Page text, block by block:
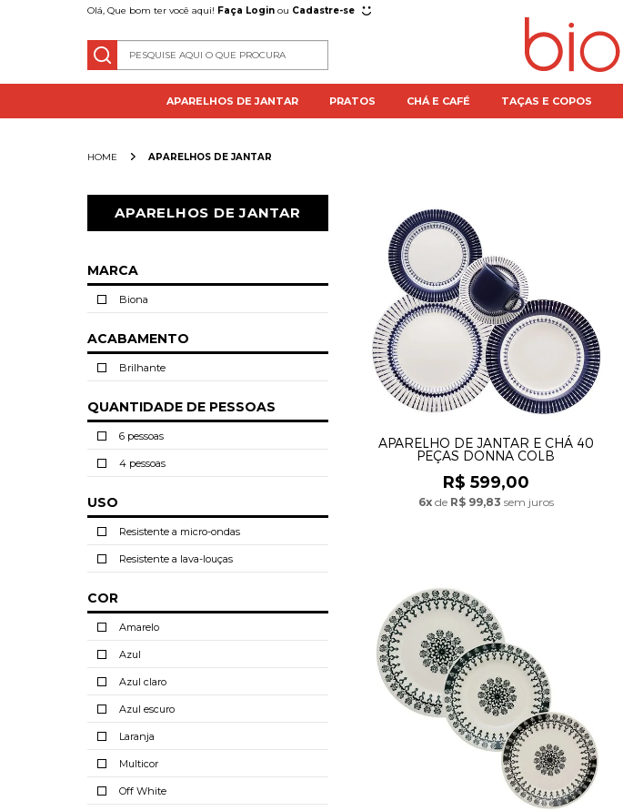
Olá, Que bom ter você aqui! Faça Loginou Cadastre-se
APARELHOS DE JANTAR PRATOS CHÁ E CAFÉ TAÇAS E COPOS
APARELHOS DE JANTAR
APARELHOS DE JANTAR
MARCA
Biona
ACABAMENTO
Brilhante
QUANTIDADE DE PESSOAS
6 pessoas
4 pessoas
USO
Resistente a micro-ondas
Resistente a lava-louças
COR
Amarelo
Azul
Azul claro
Azul escuro
Laranja
Multicor
Off White
APARELHO DE JANTAR E CHÁ 40
PEÇAS DONNA COLB
R$ 599,00
6xde R$ 99,83 sem juros